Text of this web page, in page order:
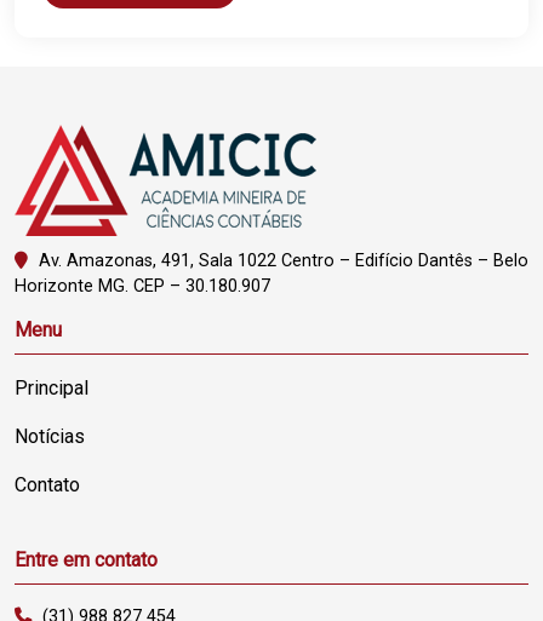
Av. Amazonas, 491, Sala 1022 Centro – Edifício Dantês – Belo
Horizonte MG. CEP – 30.180.907
Menu
Principal
Notícias
Contato
Entre em contato
(31) 988 827 454